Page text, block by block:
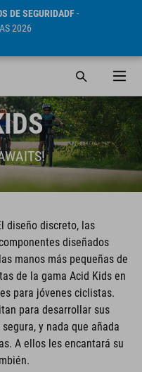
DE SEGURIDADF-
2026
diseño discreto, las
diseñados
manos más pequeñas de
de la gama Acid Kids en
para jóvenes ciclistas.
para desarrollar sus
y nada que añada
A ellos les encantará su